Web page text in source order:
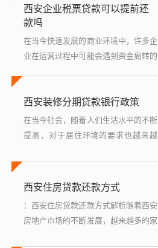
要将房产证提供给银行？本文将详细探
讨这一...
西安企业税票贷款可以提前还
款吗
在当今快速发展的商业环境中，许多企
业在运营过程中可能会遇到资金周转的
金支持，以税票为质押的贷款方式因其
操作简...
西安装修分期贷款银行政策
在当今社会，随着人们生活水平的不断
提高，对于居住环境的要求也越来越
后，如何对房屋进行合理有效的装修，
西安住房贷款还款方式
：西安住房贷款还款方式解析随着西安
房地产市场的不断发展，越来越多的家